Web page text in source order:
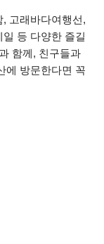
고래바다여행선,
등 다양한 즐길
함께, 친구들과
에 방문한다면 꼭